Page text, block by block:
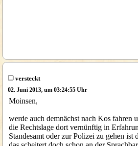
versteckt
02. Juni 2013, um 03:24:55 Uhr
Moinsen,
werde auch demnächst nach Kos fahren
die Rechtslage dort vernünftig in
Standesamt oder zur Polizei zu gehen ist